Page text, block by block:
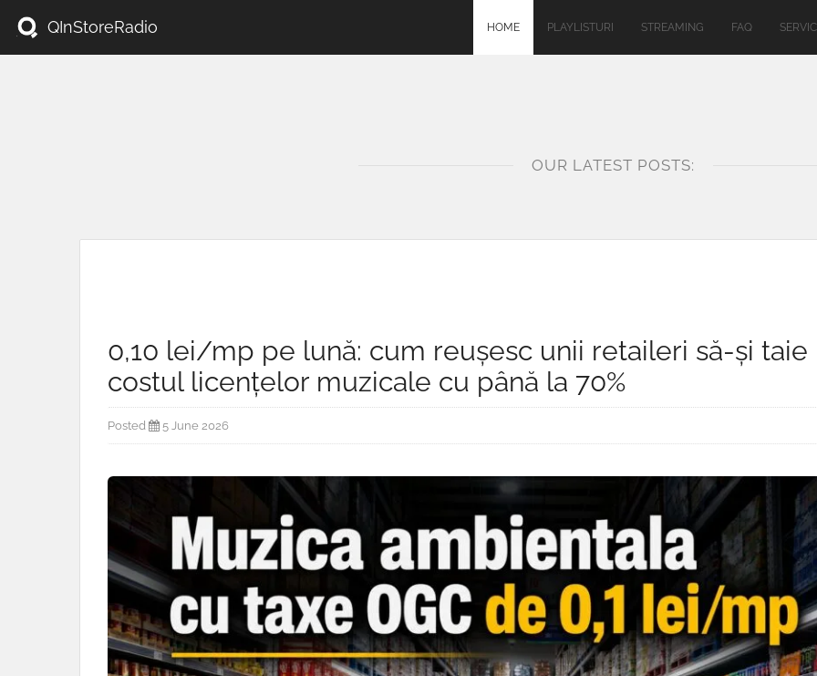
QInStoreRadio HOME PLAYLISTURI STREAMING FAQ
OUR LATEST POSTS:
0,10 lei/mp pe lună: cum reușesc unii retaileri să-și taie
costul licențelor muzicale cu până la 70%
Posted 5 June 2026